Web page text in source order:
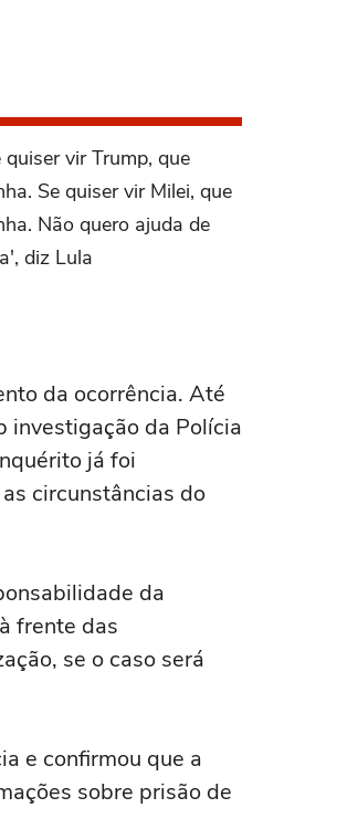
quiser vir Trump, que
Se quiser vir Milei, que
Não quero ajuda de
diz Lula
da ocorrência. Até
investigação da Polícia
já foi
circunstâncias do
da
frente das
se o caso será
e confirmou que a
sobre prisão de